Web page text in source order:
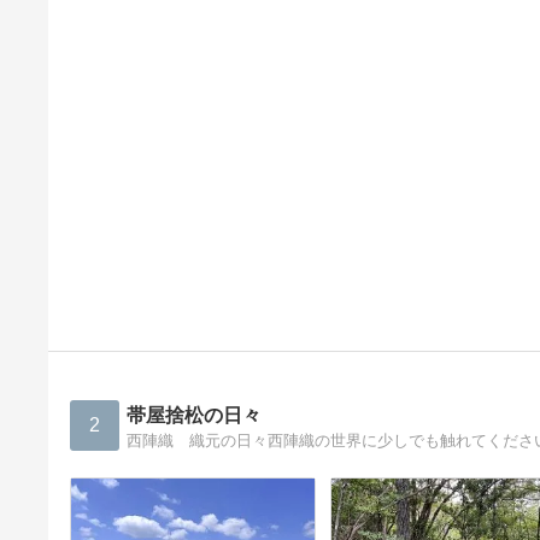
2 帯屋捨松の日々
西陣織 織元の日々西陣織の世界に少しでも触れてくださ